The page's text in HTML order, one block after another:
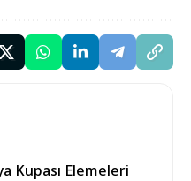
Kupası Elemeleri